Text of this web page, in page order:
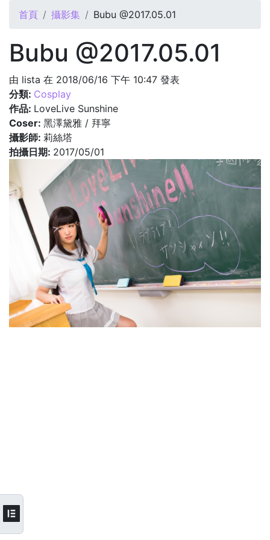
您在這裡
首頁 攝影集 Bubu @2017.05.01
Bubu @2017.05.01
由 lista 在 2018/06/16 下午 10:47 發表
分類: Cosplay
作品: LoveLive Sunshine
Coser: 黑澤黛雅 / 拜寧
攝影師: 莉絲塔
拍攝日期: 2017/05/01